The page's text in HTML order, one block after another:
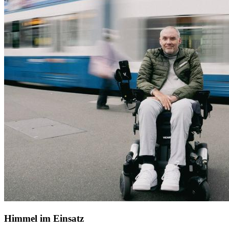
Himmel im Einsatz